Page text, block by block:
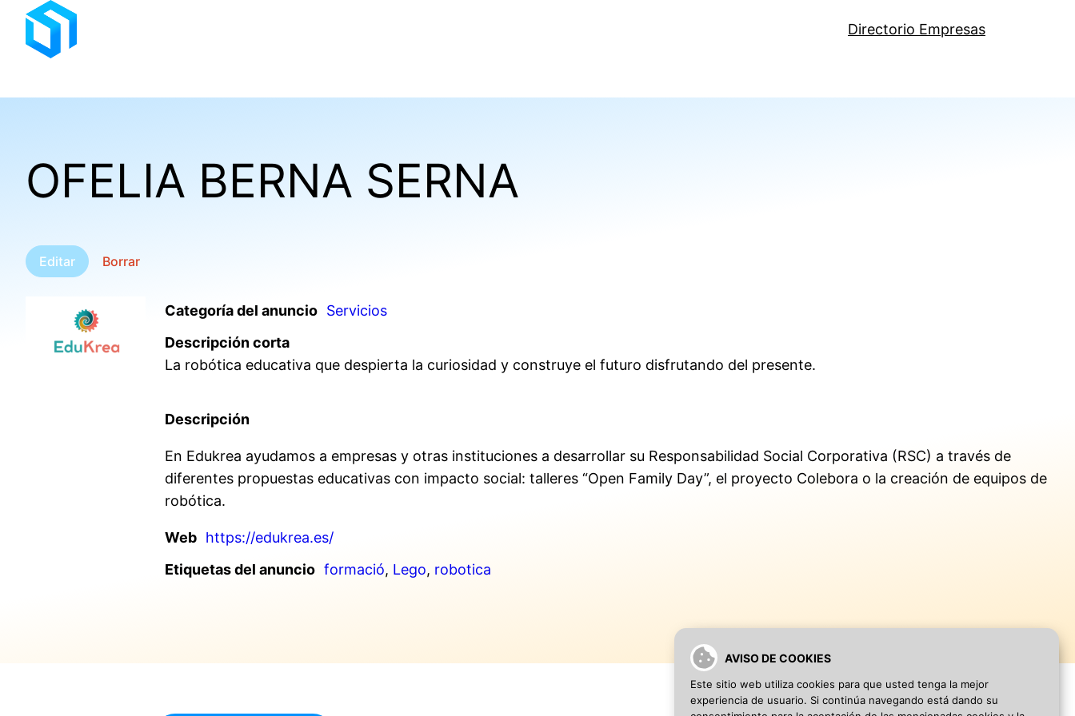
AVISO DE COOKIES
Este sitio web utiliza cookies para que usted tenga la mejor
experiencia de usuario. Si continúa navegando está dando su
Saltar
contenido
Directorio Empresas
OFELIA BERNA SERNA
Editar Borrar
Categoría del anuncio Servicios
Descripción corta
La robótica educativa que despierta la curiosidad y construye el futuro disfrutando del presente.
Descripción
En Edukrea ayudamos a empresas y otras instituciones a desarrollar su Responsabilidad Social Corporativa (RSC) a través de
diferentes propuestas educativas con impacto social: talleres “Open Family Day”, el proyecto Colebora o la creación de equipos de
robótica.
Web https://edukrea.es/
Etiquetas del anuncio formació, Lego, robotica